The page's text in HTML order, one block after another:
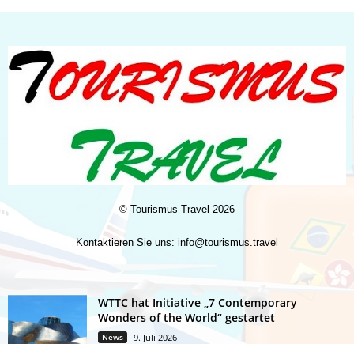
© Tourismus Travel 2026
Kontaktieren Sie uns: info@tourismus.travel
WTTC hat Initiative „7 Contemporary
Wonders of the World“ gestartet
News 9. Juli 2026